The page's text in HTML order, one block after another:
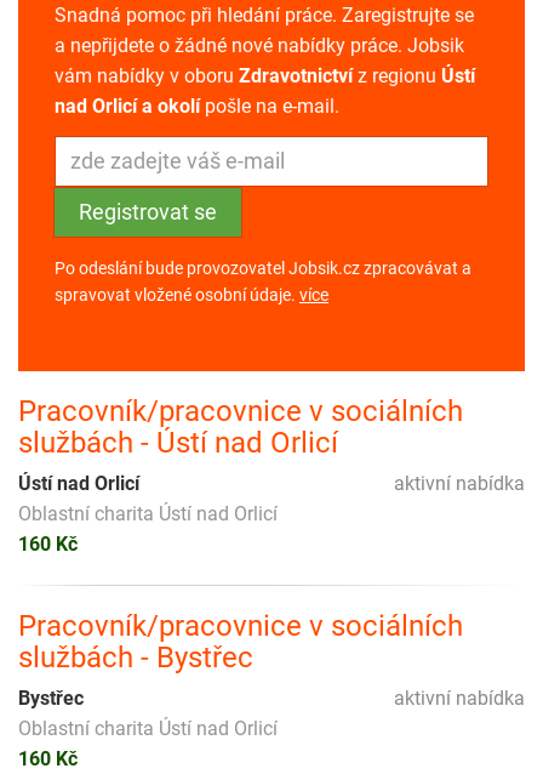
Snadná pomoc při hledání práce. Zaregistrujte se
a nepřijdete o žádné nové nabídky práce. Jobsik
vám nabídky v oboru Zdravotnictvíz regionu Ústí
nad Orlicí a okolípošle na e-mail.
Po odeslání bude provozovatel Jobsik.cz zpracovávat a
spravovat vložené osobní údaje. více
Pracovník/pracovnice v sociálních
službách - Ústí nad Orlicí
aktivní nabídka
Ústí nad Orlicí
Oblastní charita Ústí nad Orlicí
160 Kč
Pracovník/pracovnice v sociálních
službách - Bystřec
aktivní nabídka
Bystřec
Oblastní charita Ústí nad Orlicí
160 Kč